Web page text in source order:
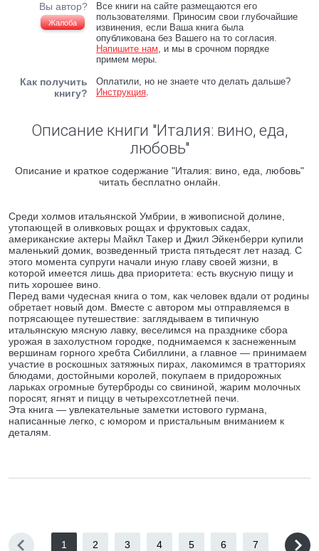
Вы автор?
Жалоба
Все книги на сайте размещаются его
пользователями. Приносим свои глубочайшие
извинения, если Ваша книга была
опубликована без Вашего на то согласия.
Напишите нам, и мы в срочном порядке
примем меры.
Как получить
книгу?
Оплатили, но не знаете что делать дальше?
Инструкция.
Описание книги "Италия: вино, еда,
любовь"
Описание и краткое содержание "Италия: вино, еда, любовь"
читать бесплатно онлайн.
Среди холмов итальянской Умбрии, в живописной долине,
утопающей в оливковых рощах и фруктовых садах,
американские актеры Майкл Такер и Джил Эйкенберри купили
маленький домик, возведенный триста пятьдесят лет назад. С
этого момента супруги начали иную главу своей жизни, в
которой имеется лишь два приоритета: есть вкусную пищу и
пить хорошее вино.
Перед вами чудесная книга о том, как человек вдали от родины
обретает новый дом. Вместе с автором мы отправляемся в
потрясающее путешествие: заглядываем в типичную
итальянскую мясную лавку, веселимся на празднике сбора
урожая в захолустном городке, поднимаемся к заснеженным
вершинам горного хребта Сибиллини, а главное — принимаем
участие в роскошных затяжных пирах, лакомимся в тратториях
блюдами, достойными королей, покупаем в придорожных
ларьках огромные бутерброды со свининой, жарим молочных
поросят, ягнят и пиццу в четырехсотлетней печи.
Эта книга — увлекательные заметки истового гурмана,
написанные легко, с юмором и пристальным вниманием к
деталям.
1 2 3 4 5 6 7